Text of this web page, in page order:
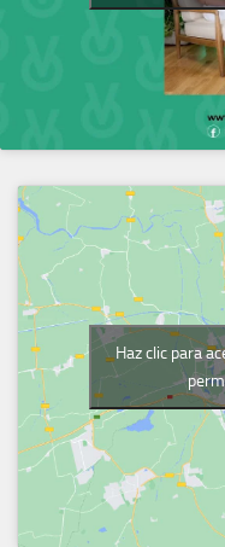
Haz clic para